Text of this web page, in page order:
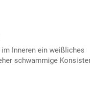
Inneren ein weißliches
schwammige